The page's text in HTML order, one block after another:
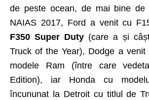
de peste ocean, de mai bine de
NAIAS 2017, Ford a venit cu
F350 Super Duty (care a și
Truck of the Year), Dodge a
modele Ram (între care
Edition), iar Honda cu
încununat la Detroit cu titlul de